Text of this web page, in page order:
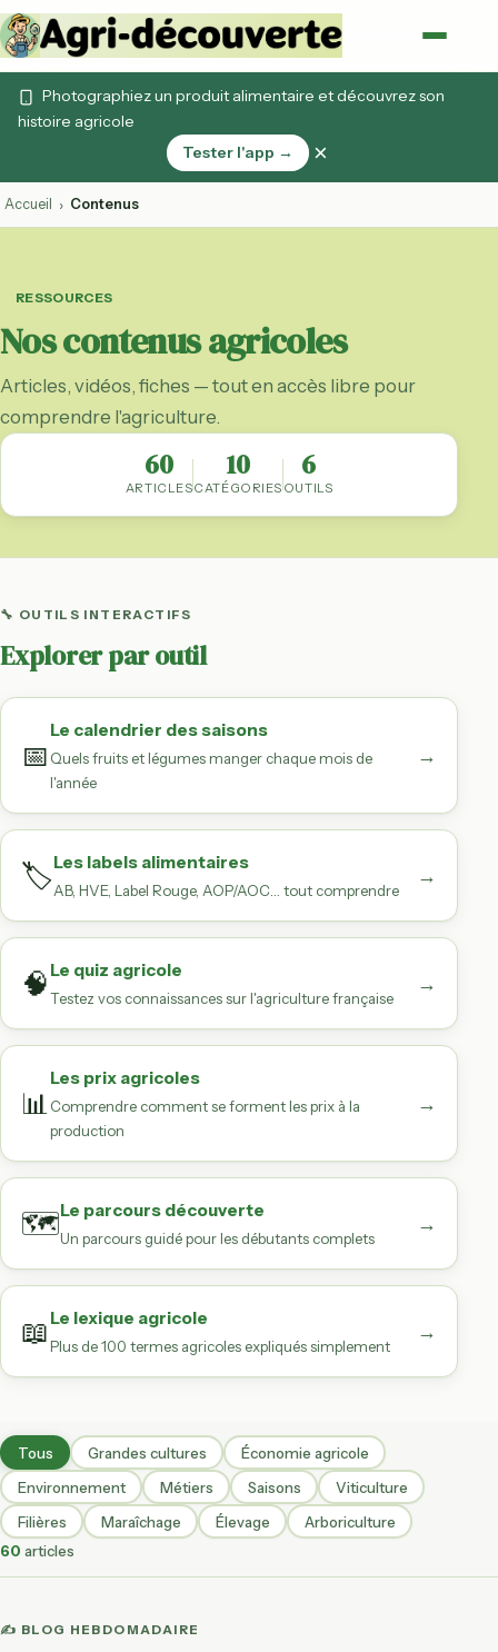
Photographiez un produit alimentaire et découvrez son
histoire agricole
Tester l'app →
×
Accueil › Contenus
RESSOURCES
Nos contenus agricoles
Articles, vidéos, fiches — tout en accès libre pour
comprendre l'agriculture.
60
ARTICLES
10
CATÉGORIES
6
OUTILS
🔧 OUTILS INTERACTIFS
Explorer par outil
📅
Le calendrier des saisons
Quels fruits et légumes manger chaque mois de
l'année
→
🏷️Les labels alimentaires
AB, HVE, Label Rouge, AOP/AOC… tout comprendre
→
🧠 Le quiz agricole
Testez vos connaissances sur l'agriculture française
→
📊
Les prix agricoles
Comprendre comment se forment les prix à la
production
→
🗺️Le parcours découverte
Un parcours guidé pour les débutants complets
→
📖 Le lexique agricole
Plus de 100 termes agricoles expliqués simplement
→
Tous Grandes cultures
Économie agricole
Environnement
Métiers Saisons
Viticulture
Filières
Maraîchage Élevage
Arboriculture
60 articles
✍️ BLOG HEBDOMADAIRE